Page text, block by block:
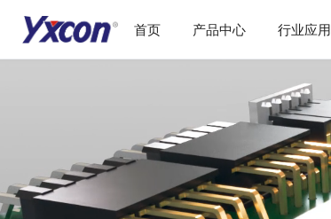
首页 产品中心 行业应用